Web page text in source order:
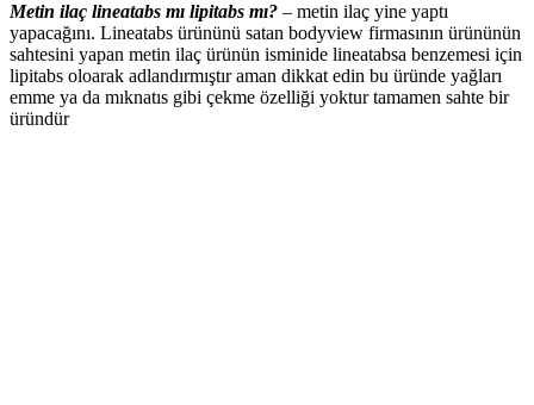
Metin ilaç lineatabs mı lipitabs mı? – metin ilaç yine yaptı
yapacağını. Lineatabs ürününü satan bodyview firmasının ürününün
sahtesini yapan metin ilaç ürünün isminide lineatabsa benzemesi için
lipitabs oloarak adlandırmıştır aman dikkat edin bu üründe yağları
emme ya da mıknatıs gibi çekme özelliği yoktur tamamen sahte bir
üründür